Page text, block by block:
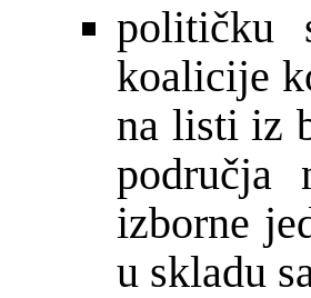
političku
koalicije
na listi iz
područja
izborne
u skladu